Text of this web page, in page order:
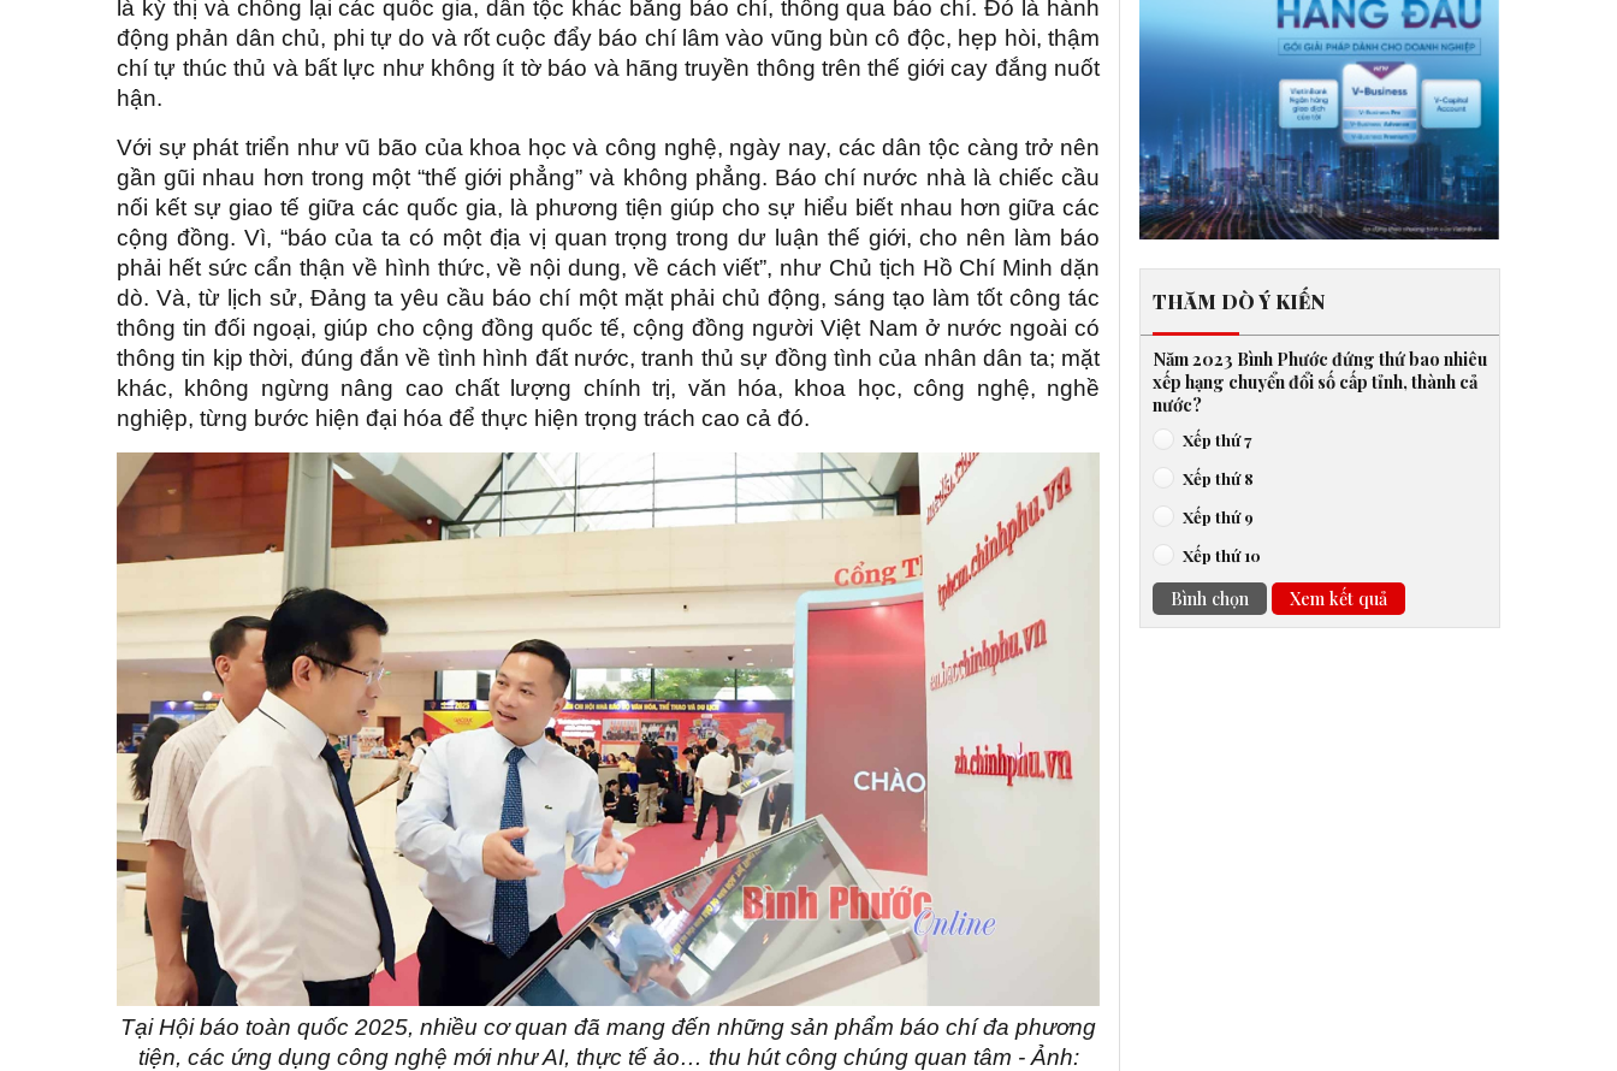
là kỳ thị và chống lại các quốc gia, dân tộc khác bằng báo chí, thông qua báo chí. Đó là hành
động phản dân chủ, phi tự do và rốt cuộc đẩy báo chí lâm vào vũng bùn cô độc, hẹp hòi, thậm
chí tự thúc thủ và bất lực như không ít tờ báo và hãng truyền thông trên thế giới cay đắng nuốt
hận.
Với sự phát triển như vũ bão của khoa học và công nghệ, ngày nay, các dân tộc càng trở nên
gần gũi nhau hơn trong một “thế giới phẳng” và không phẳng. Báo chí nước nhà là chiếc cầu
nối kết sự giao tế giữa các quốc gia, là phương tiện giúp cho sự hiểu biết nhau hơn giữa các
cộng đồng. Vì, “báo của ta có một địa vị quan trọng trong dư luận thế giới, cho nên làm báo
phải hết sức cẩn thận về hình thức, về nội dung, về cách viết”, như Chủ tịch Hồ Chí Minh dặn
dò. Và, từ lịch sử, Đảng ta yêu cầu báo chí một mặt phải chủ động, sáng tạo làm tốt công tác
thông tin đối ngoại, giúp cho cộng đồng quốc tế, cộng đồng người Việt Nam ở nước ngoài có
thông tin kịp thời, đúng đắn về tình hình đất nước, tranh thủ sự đồng tình của nhân dân ta; mặt
khác, không ngừng nâng cao chất lượng chính trị, văn hóa, khoa học, công nghệ, nghề
nghiệp, từng bước hiện đại hóa để thực hiện trọng trách cao cả đó.
Tại Hội báo toàn quốc 2025, nhiều cơ quan đã mang đến những sản phẩm báo chí đa phương
tiện, các ứng dụng công nghệ mới như AI, thực tế ảo… thu hút công chúng quan tâm - Ảnh:
THĂM DÒ Ý KIẾN
Năm 2023 Bình Phước đứng thứ bao nhiêu
xếp hạng chuyển đổi số cấp tỉnh, thành cả
nước?
Xếp thứ 7
Xếp thứ 8
Xếp thứ 9
Xếp thứ 10
Bình chọn Xem kết quả